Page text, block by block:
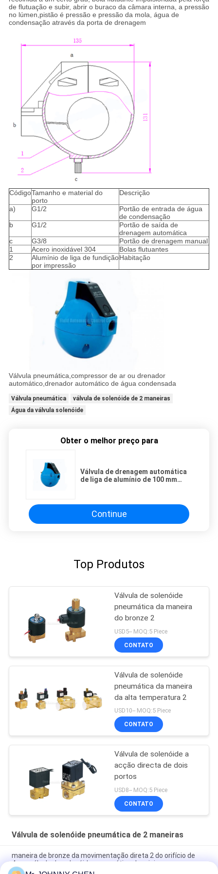
de flutuação e subir, abrir o buraco da câmara interna, a pressão
no lúmen,pistão é pressão e pressão da mola, água de
condensação através da porta de drenagem
CódigoTamanho e material do
porto
Descrição
a) G1/2
Portão de entrada de água
de condensação
b
G1/2
Portão de saída de
drenagem automática
c
G3/8
Portão de drenagem manual
1
Acero inoxidável 304
Bolas flutuantes
2
Alumínio de liga de fundição
por impressão
Habitação
Válvula pneumática,compressor de ar ou drenador
automático,drenador automático de água condensada
Válvula pneumática
válvula de solenóide de 2 maneiras
Água da válvula solenóide
Obter o melhor preço para
Válvula de drenagem automática
de liga de alumínio de 100 mm
Continue
Top Produtos
Válvula de solenóide
pneumática da maneira
do bronze 2
USD5-- MOQ:5 Piece
CONTATO
Válvula de solenóide
pneumática da maneira
da alta temperatura 2
USD10-- MOQ:5 Piece
CONTATO
Válvula de solenóide a
acção directa de dois
portos
USD8-- MOQ:5 Piece
CONTATO
Válvula de solenóide pneumática de 2 maneiras
maneira de bronze da movimentação direta 2 do orifício de
4mm válvula de solenóide pneumática da mini